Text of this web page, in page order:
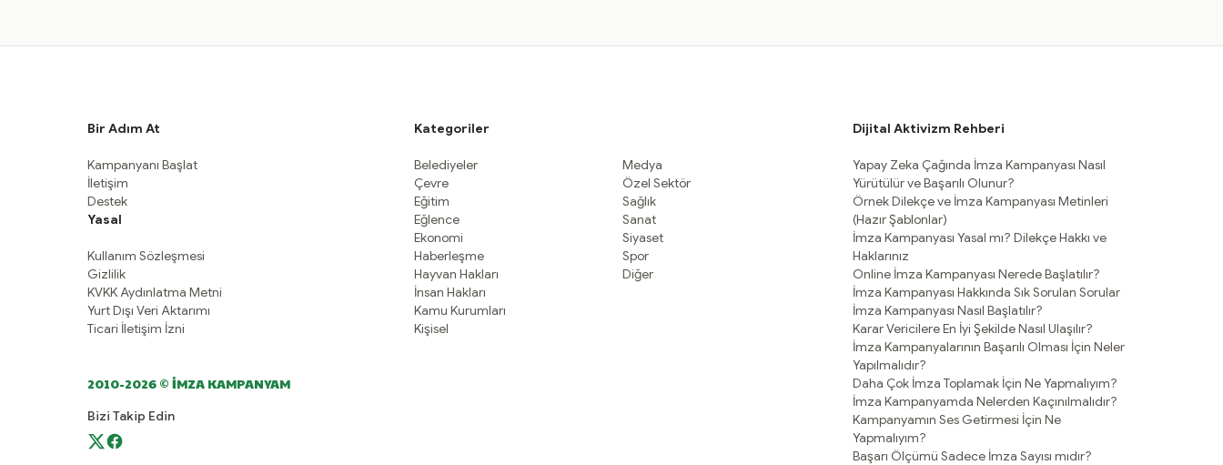
Bir Adım At
Kampanyanı Başlat
İletişim
Destek
Yasal
Kullanım Sözleşmesi
Gizlilik
KVKK Aydınlatma Metni
Yurt Dışı Veri Aktarımı
Ticari İletişim İzni
2010-2026 © İMZA KAMPANYAM
Bizi Takip Edin
Kategoriler
Belediyeler
Çevre
Eğitim
Eğlence
Ekonomi
Haberleşme
Hayvan Hakları
İnsan Hakları
Kamu Kurumları
Kişisel
Medya
Özel Sektör
Sağlık
Sanat
Siyaset
Spor
Diğer
Dijital Aktivizm Rehberi
Yapay Zeka Çağında İmza Kampanyası Nasıl
Yürütülür ve Başarılı Olunur?
Örnek Dilekçe ve İmza Kampanyası Metinleri
(Hazır Şablonlar)
İmza Kampanyası Yasal mı? Dilekçe Hakkı ve
Haklarınız
Online İmza Kampanyası Nerede Başlatılır?
İmza Kampanyası Hakkında Sık Sorulan Sorular
İmza Kampanyası Nasıl Başlatılır?
Karar Vericilere En İyi Şekilde Nasıl Ulaşılır?
İmza Kampanyalarının Başarılı Olması İçin Neler
Yapılmalıdır?
Daha Çok İmza Toplamak İçin Ne Yapmalıyım?
İmza Kampanyamda Nelerden Kaçınılmalıdır?
Kampanyamın Ses Getirmesi İçin Ne
Yapmalıyım?
Başarı Ölçümü Sadece İmza Sayısı mıdır?